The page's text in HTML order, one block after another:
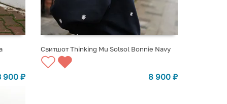
900 ₽
ВЫБРАТЬ ВАРИАНТЫ
Свитшот Thinking Mu Solsol Bonnie Navy
8 900 ₽